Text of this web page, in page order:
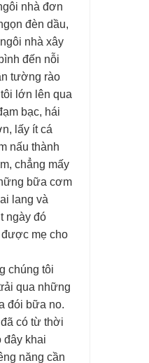
nhà đơn
đèn dầu,
nhà xây
đến nỗi
tường rào
lớn lên qua
bạc, hái
lấy ít cá
nấu thành
chẳng mấy
bữa cơm
lang và
ngày đó
mẹ cho
chúng tôi
qua những
đói bữa no.
có từ thời
đây khai
năng cần